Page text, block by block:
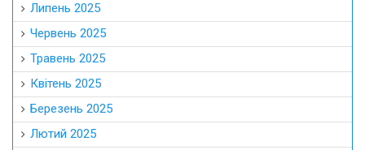
Липень 2025
Червень 2025
Травень 2025
Квітень 2025
Березень 2025
Лютий 2025